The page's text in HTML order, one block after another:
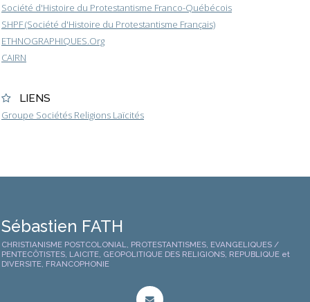
Société d'Histoire du Protestantisme Franco-Québécois
SHPF (Société d'Histoire du Protestantisme Français)
ETHNOGRAPHIQUES.Org
CAIRN
LIENS
Groupe Sociétés Religions Laïcités
Sébastien FATH
CHRISTIANISME POSTCOLONIAL, PROTESTANTISMES, EVANGELIQUES /
PENTECÔTISTES, LAICITE, GEOPOLITIQUE DES RELIGIONS, REPUBLIQUE et
DIVERSITE, FRANCOPHONIE